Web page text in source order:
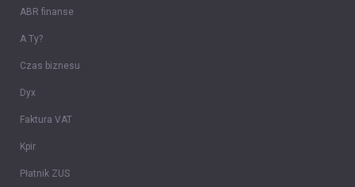
ABR finanse
A Ty?
Czas biznesu
Dyx
Faktura VAT
Kpir
Płatnik ZUS